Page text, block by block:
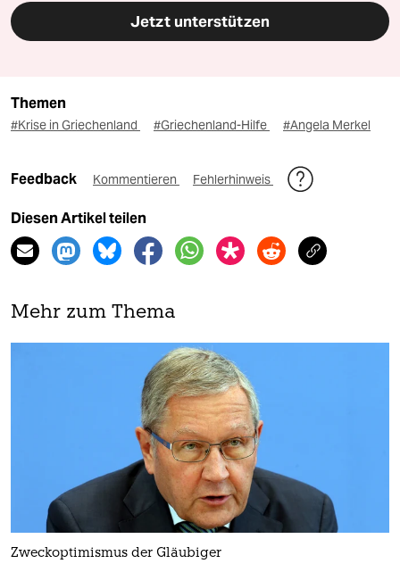
Jetzt unterstützen
Themen
#Krise in Griechenland #Griechenland-Hilfe #Angela Merkel
Feedback Kommentieren Fehlerhinweis
Diesen Artikel teilen
Mehr zum Thema
Zweckoptimismus der Gläubiger